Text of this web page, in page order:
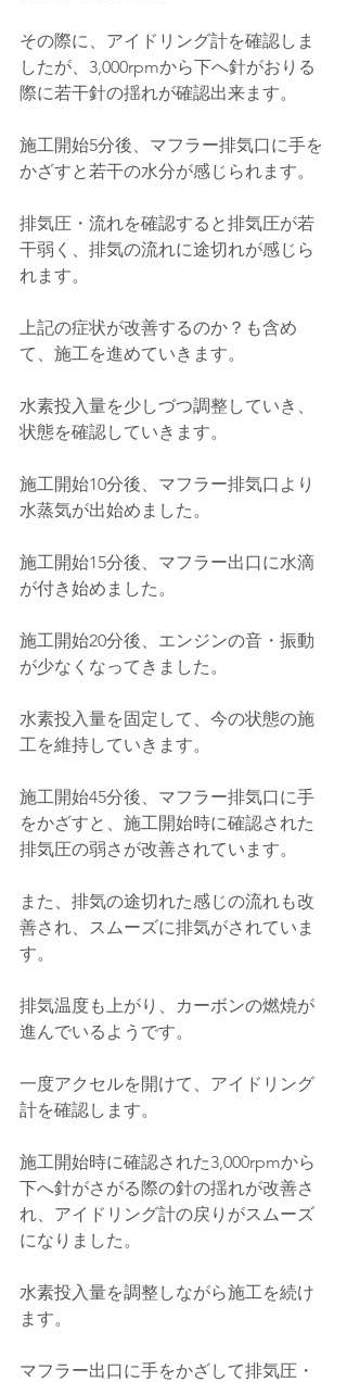
その際に、アイドリング計を確認しま
したが、3,000rpmから下へ針がおりる
際に若干針の揺れが確認出来ます。
施工開始5分後、マフラー排気口に手を
かざすと若干の水分が感じられます。
排気圧・流れを確認すると排気圧が若
干弱く、排気の流れに途切れが感じら
れます。
上記の症状が改善するのか？も含め
て、施工を進めていきます。
水素投入量を少しづつ調整していき、
状態を確認していきます。
施工開始10分後、マフラー排気口より
水蒸気が出始めました。
施工開始15分後、マフラー出口に水滴
が付き始めました。
施工開始20分後、エンジンの音・振動
が少なくなってきました。
水素投入量を固定して、今の状態の施
工を維持していきます。
施工開始45分後、マフラー排気口に手
をかざすと、施工開始時に確認された
排気圧の弱さが改善されています。
また、排気の途切れた感じの流れも改
善され、スムーズに排気がされていま
す。
排気温度も上がり、カーボンの燃焼が
進んでいるようです。
一度アクセルを開けて、アイドリング
計を確認します。
施工開始時に確認された3,000rpmから
下へ針がさがる際の針の揺れが改善さ
れ、アイドリング計の戻りがスムーズ
になりました。
水素投入量を調整しながら施工を続け
ます。
マフラー出口に手をかざして排気圧・